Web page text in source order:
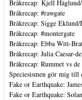
Bråkrecap: Kjell
Bråkrecap: #rawgate
Bråkrecap: Sigge
Bråkrecap: #montergate
Bråkrecap: Ebba Witt-
Bråkrecap: Julia Caesar-
Bråkrecap: Rummet vs
Speciesismen gör mig till
Fake or Earthquake:
Fake or Earthquake: